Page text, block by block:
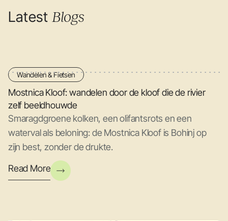
Latest Blogs
Wandelen & Fietsen
Mostnica Kloof: wandelen door de kloof die de rivier
zelf beeldhouwde
Smaragdgroene kolken, een olifantsrots en een
waterval als beloning: de Mostnica Kloof is Bohinj op
zijn best, zonder de drukte.
Read More